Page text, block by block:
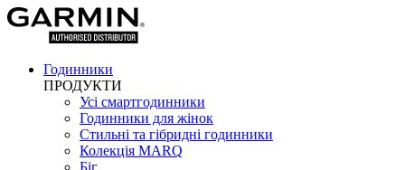
Годинники
ПРОДУКТИ
Усі смартгодинники
Годинники для жінок
Стильні та гібридні годинники
Колекція MARQ
Біг